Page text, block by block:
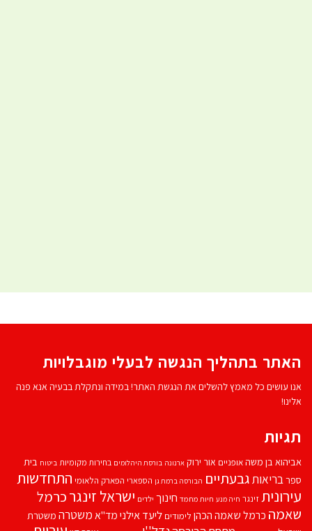
האתר בתהליך הנגשה לבעלי מוגבלויות
אנו עושים כל מאמץ להשלים את הנגשת האתר! במידה ונתקלת בבעיה אנא פנה
אלינו!
תגיות
אביהוא בן משהאופניים אור ירוק ארנונה בורסת היהלומים בחירות מקומיות ביטוח בית
ספרבריאותגבעתיים הבורסה ברמת גן הספארי הפארק הלאומי התחדשות
עירוניתזינגר חיה מנע חיות מחמד חינוך ילדים ישראל זינגרכרמל
שאמה כרמל שאמה הכהן לימודים ליעד אילנימד''אמשטרה משטרת